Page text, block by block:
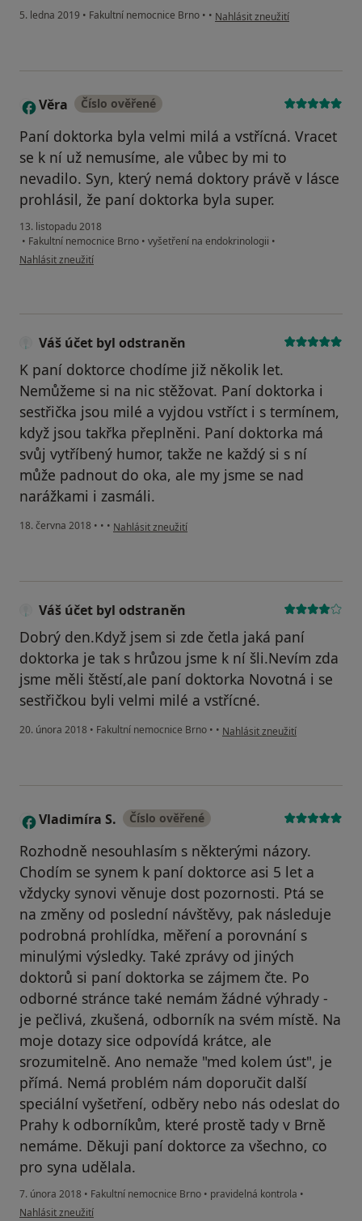
5. ledna 2019 • Fakultní nemocnice Brno • • podle názoru uživatele Váš účet
Nahlásit zneužití
V Věra Číslo ověřené
Paní doktorka byla velmi milá a vstřícná. Vracet
se k ní už nemusíme, ale vůbec by mi to
nevadilo. Syn, který nemá doktory právě v lásce
prohlásil, že paní doktorka byla super.
13. listopadu 2018
• Fakultní nemocnice Brno • vyšetření na endokrinologii •
podle názoru uživatele Věra
Nahlásit zneužití
Váš účet byl odstraněn
K paní doktorce chodíme již několik let.
Nemůžeme si na nic stěžovat. Paní doktorka i
sestřička jsou milé a vyjdou vstříct i s termínem,
když jsou takřka přeplněni. Paní doktorka má
svůj vytříbený humor, takže ne každý si s ní
může padnout do oka, ale my jsme se nad
narážkami i zasmáli.
18. června 2018 • • • podle názoru uživatele Váš účet byl odstraněn
Nahlásit zneužití
Váš účet byl odstraněn
Dobrý den.Když jsem si zde četla jaká paní
doktorka je tak s hrůzou jsme k ní šli.Nevím zda
jsme měli štěstí,ale paní doktorka Novotná i se
sestřičkou byli velmi milé a vstřícné.
20. února 2018 • Fakultní nemocnice Brno • • podle názoru uživatele Váš
Nahlásit zneužití
V Vladimíra S. Číslo ověřené
Rozhodně nesouhlasím s některými názory.
Chodím se synem k paní doktorce asi 5 let a
vždycky synovi věnuje dost pozornosti. Ptá se
na změny od poslední návštěvy, pak následuje
podrobná prohlídka, měření a porovnání s
minulými výsledky. Také zprávy od jiných
doktorů si paní doktorka se zájmem čte. Po
odborné stránce také nemám žádné výhrady -
je pečlivá, zkušená, odborník na svém místě. Na
moje dotazy sice odpovídá krátce, ale
srozumitelně. Ano nemaže "med kolem úst", je
přímá. Nemá problém nám doporučit další
speciální vyšetření, odběry nebo nás odeslat do
Prahy k odborníkům, které prostě tady v Brně
nemáme. Děkuji paní doktorce za všechno, co
pro syna udělala.
7. února 2018 • Fakultní nemocnice Brno • pravidelná kontrola •
podle názoru uživatele Vladimíra S.
Nahlásit zneužití